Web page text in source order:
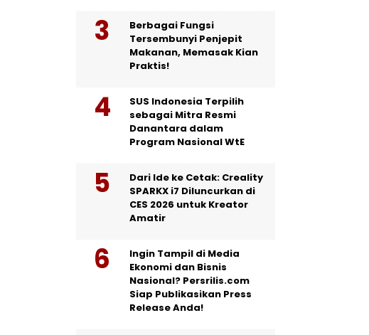
Berbagai Fungsi
Tersembunyi Penjepit
Makanan, Memasak Kian
Praktis!
SUS Indonesia Terpilih
sebagai Mitra Resmi
Danantara dalam
Program Nasional WtE
Dari Ide ke Cetak: Creality
SPARKX i7 Diluncurkan di
CES 2026 untuk Kreator
Amatir
Ingin Tampil di Media
Ekonomi dan Bisnis
Nasional? Persrilis.com
Siap Publikasikan Press
Release Anda!